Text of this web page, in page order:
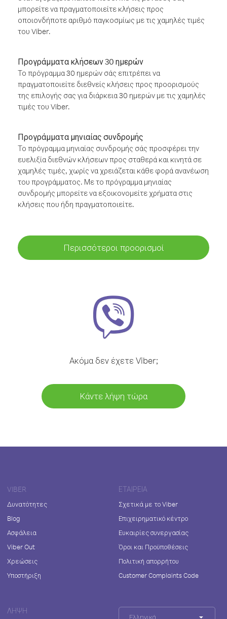
μπορείτε να πραγματοποιείτε κλήσεις προς
οποιονδήποτε αριθμό παγκοσμίως με τις χαμηλές τιμές
του Viber.
Προγράμματα κλήσεων 30 ημερών
Το πρόγραμμα 30 ημερών σάς επιτρέπει να
πραγματοποιείτε διεθνείς κλήσεις προς προορισμούς
της επιλογής σας για διάρκεια 30 ημερών με τις χαμηλές
τιμές του Viber.
Προγράμματα μηνιαίας συνδρομής
Το πρόγραμμα μηνιαίας συνδρομής σάς προσφέρει την
ευελιξία διεθνών κλήσεων προς σταθερά και κινητά σε
χαμηλές τιμές, χωρίς να χρειάζεται κάθε φορά ανανέωση
του προγράμματος. Με το πρόγραμμα μηνιαίας
συνδρομής μπορείτε να εξοικονομείτε χρήματα στις
κλήσεις που ήδη πραγματοποιείτε.
Περισσότεροι προορισμοί
Ακόμα δεν έχετε Viber;
Κάντε λήψη τώρα
VIBER
Δυνατότητες
Blog
Ασφάλεια
Viber Out
Χρεώσεις
Υποστήριξη
ΕΤΑΙΡΕΊΑ
Σχετικά με το Viber
Επιχειρηματικό κέντρο
Ευκαιρίες συνεργασίας
Όροι και Προϋποθέσεις
Πολιτική απορρήτου
Customer Complaints Code
ΛΉΨΗ
Ελληνικά